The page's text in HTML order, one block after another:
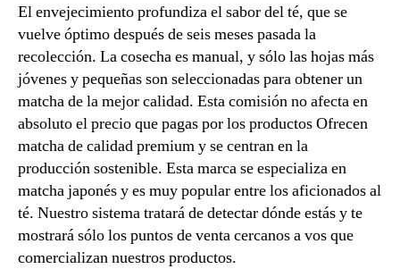
El envejecimiento profundiza el sabor del té, que se
vuelve óptimo después de seis meses pasada la
recolección. La cosecha es manual, y sólo las hojas más
jóvenes y pequeñas son seleccionadas para obtener un
matcha de la mejor calidad. Esta comisión no afecta en
absoluto el precio que pagas por los productos Ofrecen
matcha de calidad premium y se centran en la
producción sostenible. Esta marca se especializa en
matcha japonés y es muy popular entre los aficionados al
té. Nuestro sistema tratará de detectar dónde estás y te
mostrará sólo los puntos de venta cercanos a vos que
comercializan nuestros productos.